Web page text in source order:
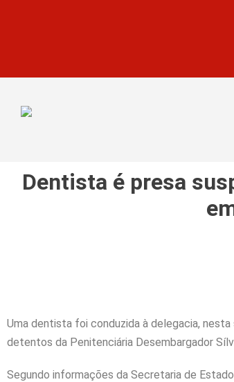
Dentista é presa
Uma dentista foi conduzida à delegacia,
detentos da Penitenciária Desembargador
Segundo informações da Secretaria de